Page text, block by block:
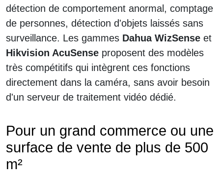
détection de comportement anormal, comptage
de personnes, détection d'objets laissés sans
surveillance. Les gammes Dahua WizSense et
Hikvision AcuSense proposent des modèles
très compétitifs qui intègrent ces fonctions
directement dans la caméra, sans avoir besoin
d'un serveur de traitement vidéo dédié.
Pour un grand commerce ou une
surface de vente de plus de 500
m²